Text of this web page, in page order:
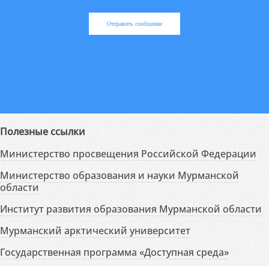
Отправить сообщение
Полезные ссылки
Министерство просвещения Российской Федерации
Министерство образования и науки Мурманской
области
Институт развития образования Мурманской области
Мурманский арктический университет
Государственная программа «Доступная среда»